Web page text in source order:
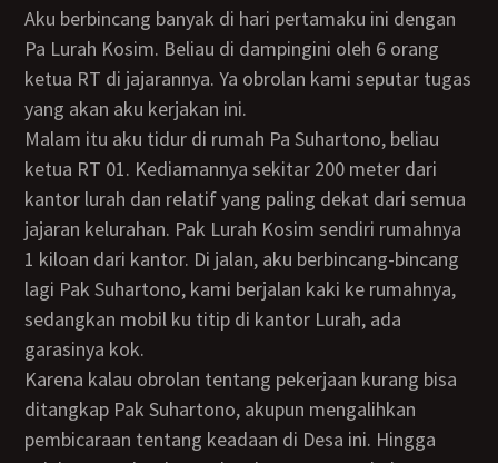
Aku berbincang banyak di hari pertamaku ini dengan
Pa Lurah Kosim. Beliau di dampingini oleh 6 orang
ketua RT di jajarannya. Ya obrolan kami seputar tugas
yang akan aku kerjakan ini.
Malam itu aku tidur di rumah Pa Suhartono, beliau
ketua RT 01. Kediamannya sekitar 200 meter dari
kantor lurah dan relatif yang paling dekat dari semua
jajaran kelurahan. Pak Lurah Kosim sendiri rumahnya
1 kiloan dari kantor. Di jalan, aku berbincang-bincang
lagi Pak Suhartono, kami berjalan kaki ke rumahnya,
sedangkan mobil ku titip di kantor Lurah, ada
garasinya kok.
Karena kalau obrolan tentang pekerjaan kurang bisa
ditangkap Pak Suhartono, akupun mengalihkan
pembicaraan tentang keadaan di Desa ini. Hingga